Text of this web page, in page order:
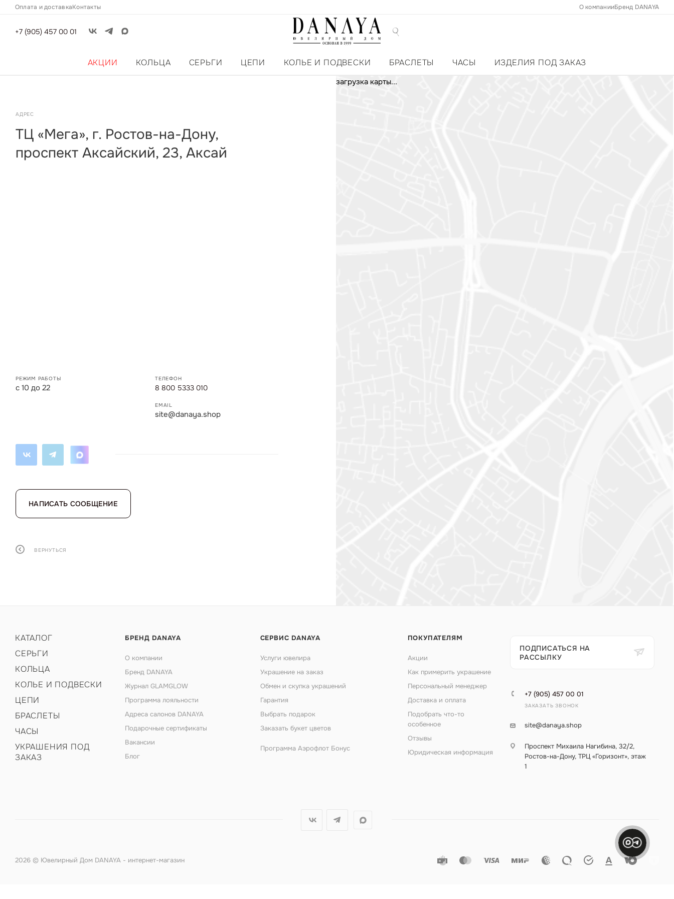
Оплата и доставкаКонтакты О компанииБренд DANAYA
+7 (905) 457 00 01
АКЦИИ КОЛЬЦА СЕРЬГИ ЦЕПИ КОЛЬЕ И ПОДВЕСКИ БРАСЛЕТЫ ЧАСЫ ИЗДЕЛИЯ ПОД ЗАКАЗ
АДРЕС
ТЦ «Мега», г. Ростов-на-Дону,
проспект Аксайский, 23, Аксай
РЕЖИМ РАБОТЫ
с 10 до 22
ТЕЛЕФОН
8 800 5333 010
EMAIL
site@danaya.shop
НАПИСАТЬ СООБЩЕНИЕ
ВЕРНУТЬСЯ
загрузка карты...
КАТАЛОГ
СЕРЬГИ
КОЛЬЦА
КОЛЬЕ И ПОДВЕСКИ
ЦЕПИ
БРАСЛЕТЫ
ЧАСЫ
УКРАШЕНИЯ ПОД
ЗАКАЗ
БРЕНД DANAYA
О компании
Бренд DANAYA
Журнал GLAMGLOW
Программа лояльности
Адреса салонов DANAYA
Подарочные сертификаты
Вакансии
Блог
СЕРВИС DANAYA
Услуги ювелира
Украшение на заказ
Обмен и скупка украшений
Гарантия
Выбрать подарок
Заказать букет цветов
Программа Аэрофлот Бонус
ПОКУПАТЕЛЯМ
Акции
Как примерить украшение
Персональный менеджер
Доставка и оплата
Подобрать что-то
особенное
Отзывы
Юридическая информация
ПОДПИСАТЬСЯ НА
РАССЫЛКУ
+7 (905) 457 00 01
ЗАКАЗАТЬ ЗВОНОК
site@danaya.shop
Проспект Михаила Нагибина, 32/2,
Ростов-на-Дону, ТРЦ «Горизонт», этаж
1
2026 © Ювелирный Дом DANAYA - интернет-магазин